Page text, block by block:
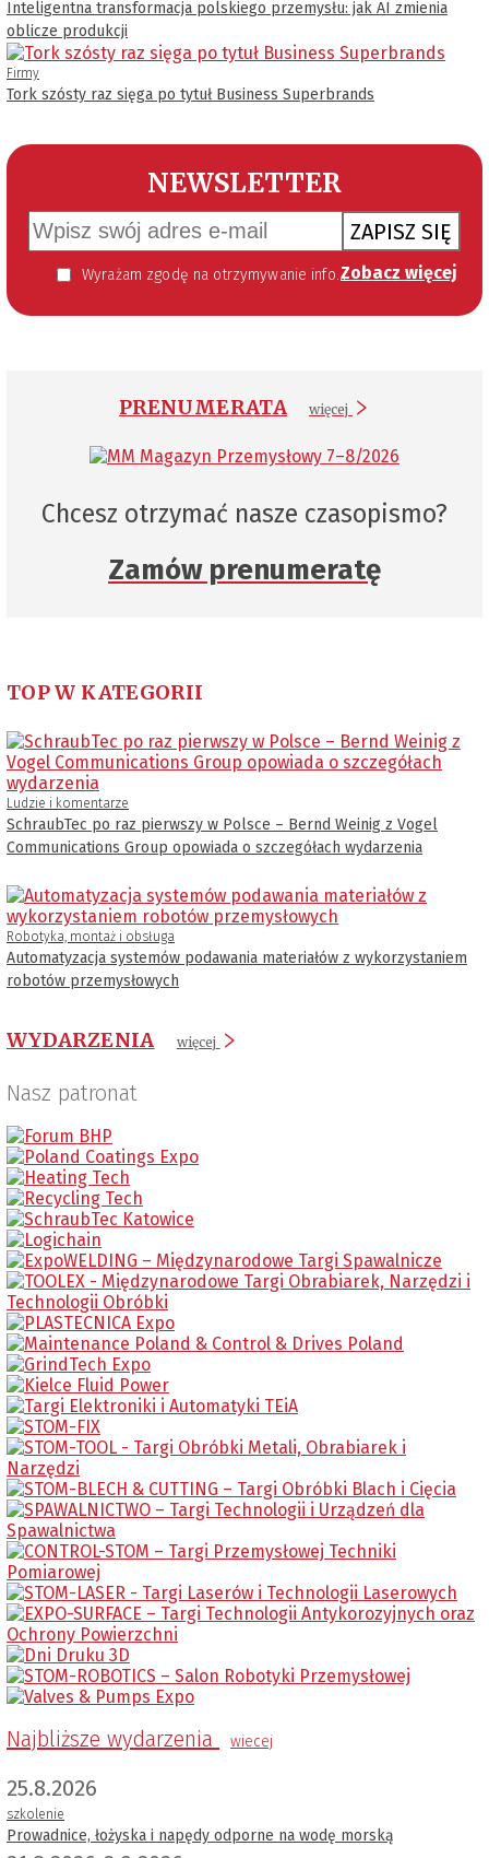
Inteligentna transformacja polskiego przemysłu: jak AI zmienia
oblicze produkcji
Firmy
Tork szósty raz sięga po tytuł Business Superbrands
NEWSLETTER
ZAPISZ SIĘ
Wyrażam zgodę na otrzymywanie informacji handlowej kierowanej do mnie za pomocą środków komunikacji elektronicznej w szczególności poczty elektronicznej zgodnie z przepisem art. 10 ust 2 ustawy z dnia 18 lipca 2002 roku o świadczeniu usług drogą elektroniczną (Dz. U. 144 z 2002 r. poz. 1204). Zgoda jest dobrowolna, jednak jej wyrażenie jest konieczne, aby otrzymywać newsletter. Zobacz więcej
PRENUMERATA więcej
Chcesz otrzymać nasze czasopismo?
Zamów prenumeratę
TOP W KATEGORII
Ludzie i komentarze
SchraubTec po raz pierwszy w Polsce – Bernd Weinig z Vogel
Communications Group opowiada o szczegółach wydarzenia
Robotyka, montaż i obsługa
Automatyzacja systemów podawania materiałów z wykorzystaniem
robotów przemysłowych
WYDARZENIA więcej
Nasz patronat
Najbliższe wydarzenia wiecej
25.8.2026
szkolenie
Prowadnice, łożyska i napędy odporne na wodę morską